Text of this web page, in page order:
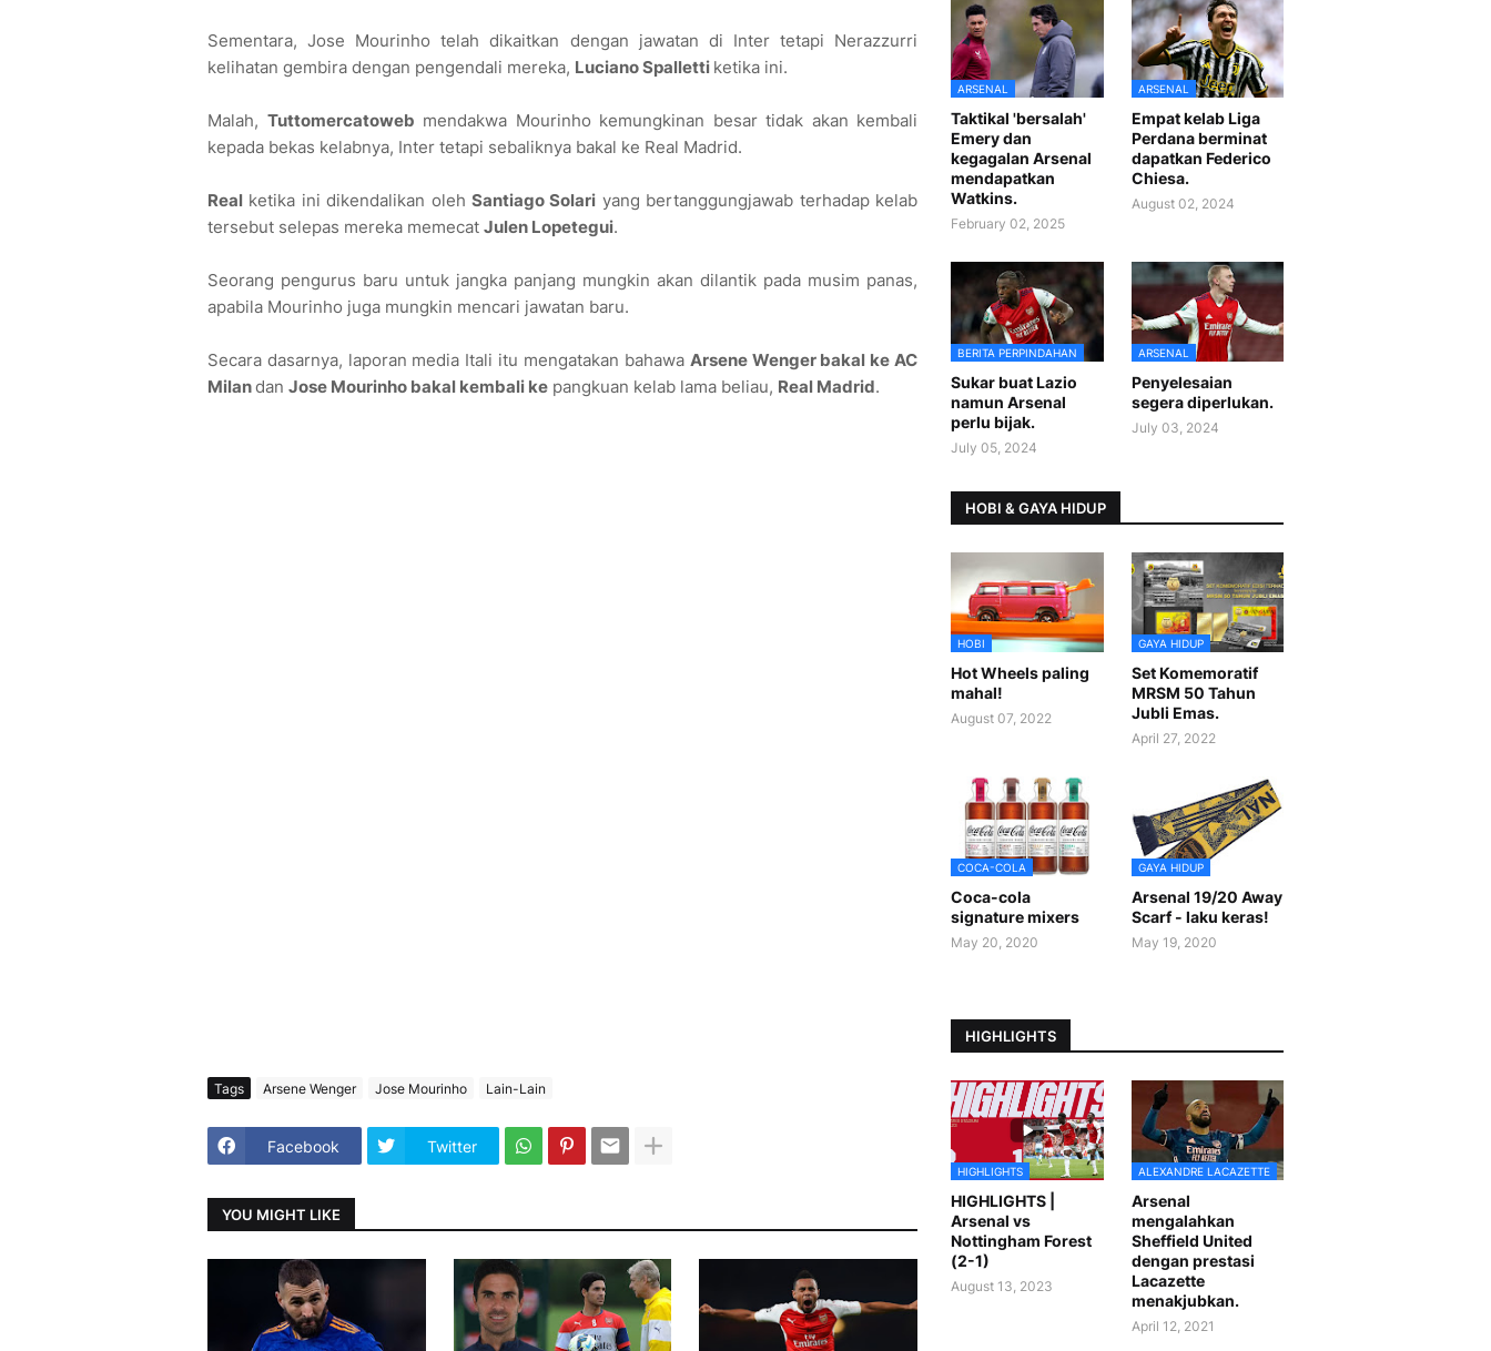
Sementara, Jose Mourinho telah dikaitkan dengan jawatan di Inter tetapi Nerazzurri
kelihatan gembira dengan pengendali mereka, Luciano Spalletti ketika ini.
Malah, Tuttomercatoweb mendakwa Mourinho kemungkinan besar tidak akan kembali
kepada bekas kelabnya, Inter tetapi sebaliknya bakal ke Real Madrid.
Real ketika ini dikendalikan oleh Santiago Solari yang bertanggungjawab terhadap kelab
tersebut selepas mereka memecat Julen Lopetegui.
Seorang pengurus baru untuk jangka panjang mungkin akan dilantik pada musim panas,
apabila Mourinho juga mungkin mencari jawatan baru.
Secara dasarnya, laporan media Itali itu mengatakan bahawa Arsene Wenger bakal ke AC
Milandan Jose Mourinho bakal kembali ke pangkuan kelab lama beliau, Real Madrid.
Tags Arsene Wenger Jose Mourinho Lain-Lain
Facebook Twitter
YOU MIGHT LIKE
ARSENAL
Taktikal 'bersalah'
Emery dan
kegagalan Arsenal
mendapatkan
Watkins.
February 02, 2025
ARSENAL
Empat kelab Liga
Perdana berminat
dapatkan Federico
Chiesa.
August 02, 2024
BERITA PERPINDAHAN
Sukar buat Lazio
namun Arsenal
perlu bijak.
July 05, 2024
ARSENAL
Penyelesaian
segera diperlukan.
July 03, 2024
HOBI & GAYA HIDUP
HOBI
Hot Wheels paling
mahal!
August 07, 2022
GAYA HIDUP
Set Komemoratif
MRSM 50 Tahun
Jubli Emas.
April 27, 2022
COCA-COLA
Coca-cola
signature mixers
May 20, 2020
GAYA HIDUP
Arsenal 19/20 Away
Scarf - laku keras!
May 19, 2020
HIGHLIGHTS
HIGHLIGHTS
HIGHLIGHTS |
Arsenal vs
Nottingham Forest
(2-1)
August 13, 2023
ALEXANDRE LACAZETTE
Arsenal
mengalahkan
Sheffield United
dengan prestasi
Lacazette
menakjubkan.
April 12, 2021